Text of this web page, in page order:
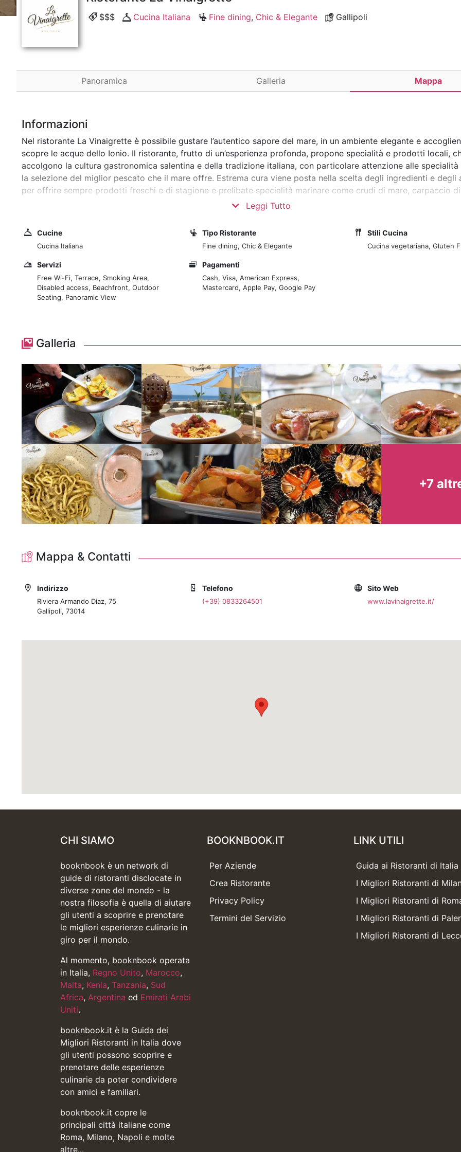
$$$ Cucina Italiana Fine dining, Chic & Elegante Gallipoli
Panoramica Galleria Mappa
Informazioni
Nel ristorante La Vinaigrette è possibile gustare l’autentico sapore del mare, in un ambiente elegante e
scopre le acque dello Ionio. Il ristorante, frutto di un’esperienza profonda, propone specialità e prodotti locali,
accolgono la cultura gastronomica salentina e della tradizione italiana, con particolare attenzione alle specialità
la selezione del miglior pescato che il mare offre. Estrema cura viene posta nella scelta degli ingredienti e degli
per offrire sempre prodotti freschi e di stagione e prelibate specialità marinare come crudi di mare, carpaccio
Leggi Tutto
Cucine
Cucina Italiana
Tipo Ristorante
Fine dining, Chic & Elegante
Stili Cucina
Cucina vegetariana, Gluten
Servizi
Free Wi-Fi, Terrace, Smoking Area,
Disabled access, Beachfront, Outdoor
Seating, Panoramic View
Pagamenti
Cash, Visa, American Express,
Mastercard, Apple Pay, Google Pay
Galleria
+7
Mappa & Contatti
Indirizzo
Riviera Armando Diaz, 75
Gallipoli, 73014
Telefono
(+39) 0833264501
Sito Web
www.lavinaigrette.it/
CHI SIAMO
booknbook è un network di
guide di ristoranti disclocate in
diverse zone del mondo - la
nostra filosofia è quella di aiutare
gli utenti a scoprire e prenotare
le migliori esperienze culinarie in
giro per il mondo.
Al momento, booknbook operata
in Italia, Regno Unito, Marocco,
Malta, Kenia, Tanzania, Sud
Africa, Argentina ed Emirati Arabi
Uniti.
booknbook.it è la Guida dei
Migliori Ristoranti in Italia dove
gli utenti possono scoprire e
prenotare delle esperienze
culinarie da poter condividere
con amici e familiari.
booknbook.it copre le
principali città italiane come
Roma, Milano, Napoli e molte
altre...
BOOKNBOOK.IT
Per Aziende
Crea Ristorante
Privacy Policy
Termini del Servizio
LINK UTILI
Guida ai Ristoranti di Italia
I Migliori Ristoranti di
I Migliori Ristoranti di
I Migliori Ristoranti di
I Migliori Ristoranti di